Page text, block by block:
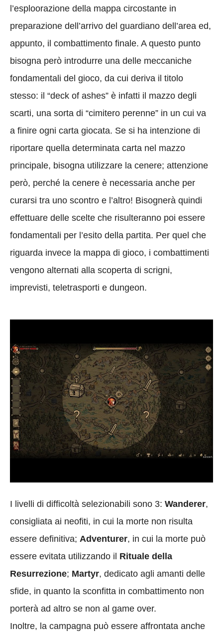
l’esploorazione della mappa circostante in
preparazione dell’arrivo del guardiano dell’area ed,
appunto, il combattimento finale. A questo punto
bisogna però introdurre una delle meccaniche
fondamentali del gioco, da cui deriva il titolo
stesso: il “deck of ashes” è infatti il mazzo degli
scarti, una sorta di “cimitero perenne” in un cui va
a finire ogni carta giocata. Se si ha intenzione di
riportare quella determinata carta nel mazzo
principale, bisogna utilizzare la cenere; attenzione
però, perché la cenere è necessaria anche per
curarsi tra uno scontro e l’altro! Bisognerà quindi
effettuare delle scelte che risulteranno poi essere
fondamentali per l’esito della partita. Per quel che
riguarda invece la mappa di gioco, i combattimenti
vengono alternati alla scoperta di scrigni,
imprevisti, teletrasporti e dungeon.
I livelli di difficoltà selezionabili sono 3: Wanderer,
consigliata ai neofiti, in cui la morte non risulta
essere definitiva; Adventurer, in cui la morte può
essere evitata utilizzando il Rituale della
Resurrezione; Martyr, dedicato agli amanti delle
sfide, in quanto la sconfitta in combattimento non
porterà ad altro se non al game over.
Inoltre, la campagna può essere affrontata anche